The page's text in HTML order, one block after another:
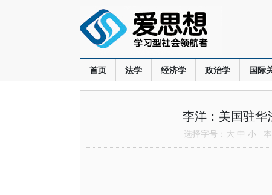
首页 法学 经济学 政治学 国际
李洋：美国驻华
选择字号： 大 中 小